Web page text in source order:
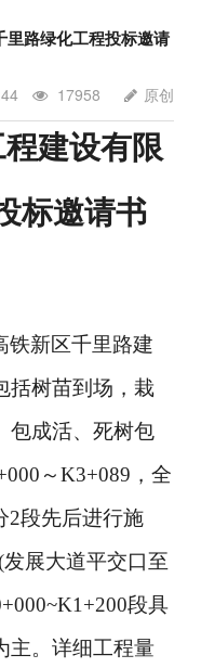
路绿化工程投标邀请
17958 原创
建设有限
标邀请书
铁新区千里路建
括树苗到场，栽
包成活、死树包
～K3+089 ，全
2段先后进行施
发展大道平交口至
段具
主。详细工程量